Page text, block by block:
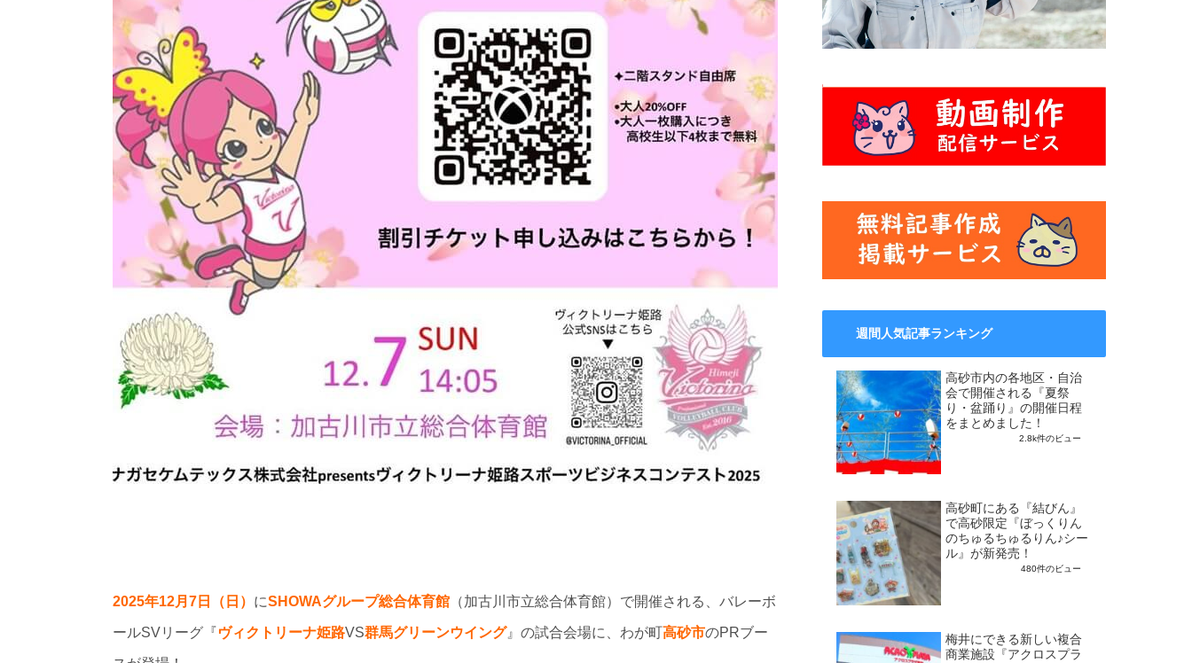
2025年12月7日（日） にSHOWAグループ総合体育館 （加古川市立総合体育館）で開催される、バレーボ
ールSVリーグ『ヴィクトリーナ姫路VS群馬グリーンウイング』の試合会場に、わが町高砂市のPRブー
週間人気記事ランキング
高砂市内の各地区・自治
会で開催される『夏祭
り・盆踊り』の開催日程
をまとめました！
2.8k件のビュー
高砂町にある『結びん』
で高砂限定『ぼっくりん
のちゅるちゅるりん♪シー
ル』が新発売！
480件のビュー
梅井にできる新しい複合
商業施設『アクロスプラ